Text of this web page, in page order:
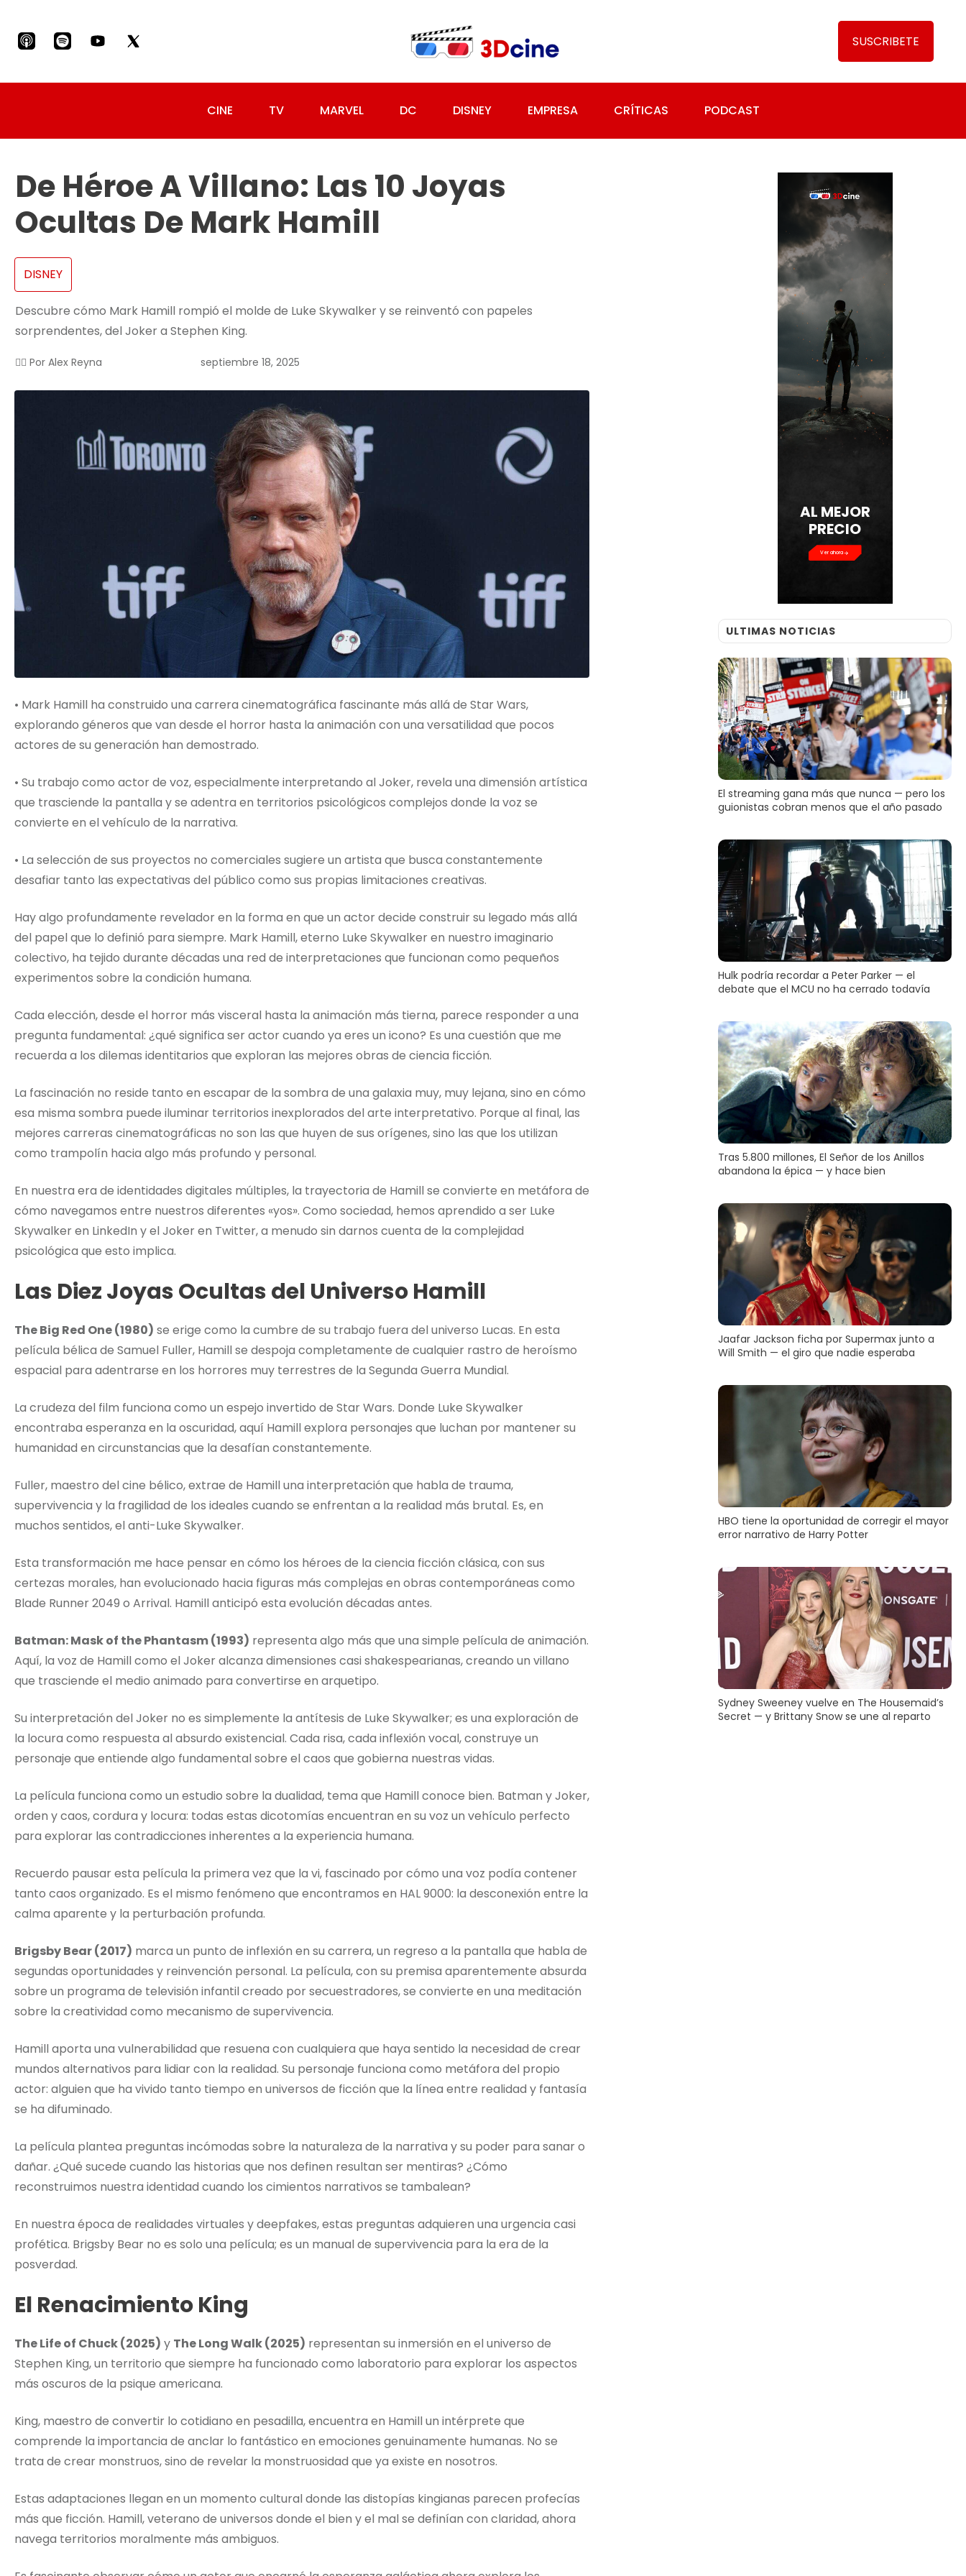
SUSCRIBETE
CINE TV MARVEL DC DISNEY EMPRESA CRÍTICAS PODCAST
De Héroe A Villano: Las 10 Joyas
Ocultas De Mark Hamill
DISNEY
Descubre cómo Mark Hamill rompió el molde de Luke Skywalker y se reinventó con papeles
sorprendentes, del Joker a Stephen King.
✍🏻 Por Alex Reyna septiembre 18, 2025
• Mark Hamill ha construido una carrera cinematográfica fascinante más allá de Star Wars,
explorando géneros que van desde el horror hasta la animación con una versatilidad que pocos
actores de su generación han demostrado.
• Su trabajo como actor de voz, especialmente interpretando al Joker, revela una dimensión artística
que trasciende la pantalla y se adentra en territorios psicológicos complejos donde la voz se
convierte en el vehículo de la narrativa.
• La selección de sus proyectos no comerciales sugiere un artista que busca constantemente
desafiar tanto las expectativas del público como sus propias limitaciones creativas.
Hay algo profundamente revelador en la forma en que un actor decide construir su legado más allá
del papel que lo definió para siempre. Mark Hamill, eterno Luke Skywalker en nuestro imaginario
colectivo, ha tejido durante décadas una red de interpretaciones que funcionan como pequeños
experimentos sobre la condición humana.
Cada elección, desde el horror más visceral hasta la animación más tierna, parece responder a una
pregunta fundamental: ¿qué significa ser actor cuando ya eres un icono? Es una cuestión que me
recuerda a los dilemas identitarios que exploran las mejores obras de ciencia ficción.
La fascinación no reside tanto en escapar de la sombra de una galaxia muy, muy lejana, sino en cómo
esa misma sombra puede iluminar territorios inexplorados del arte interpretativo. Porque al final, las
mejores carreras cinematográficas no son las que huyen de sus orígenes, sino las que los utilizan
como trampolín hacia algo más profundo y personal.
En nuestra era de identidades digitales múltiples, la trayectoria de Hamill se convierte en metáfora de
cómo navegamos entre nuestros diferentes «yos». Como sociedad, hemos aprendido a ser Luke
Skywalker en LinkedIn y el Joker en Twitter, a menudo sin darnos cuenta de la complejidad
psicológica que esto implica.
Las Diez Joyas Ocultas del Universo Hamill
The Big Red One (1980) se erige como la cumbre de su trabajo fuera del universo Lucas. En esta
película bélica de Samuel Fuller, Hamill se despoja completamente de cualquier rastro de heroísmo
espacial para adentrarse en los horrores muy terrestres de la Segunda Guerra Mundial.
La crudeza del film funciona como un espejo invertido de Star Wars. Donde Luke Skywalker
encontraba esperanza en la oscuridad, aquí Hamill explora personajes que luchan por mantener su
humanidad en circunstancias que la desafían constantemente.
Fuller, maestro del cine bélico, extrae de Hamill una interpretación que habla de trauma,
supervivencia y la fragilidad de los ideales cuando se enfrentan a la realidad más brutal. Es, en
muchos sentidos, el anti-Luke Skywalker.
Esta transformación me hace pensar en cómo los héroes de la ciencia ficción clásica, con sus
certezas morales, han evolucionado hacia figuras más complejas en obras contemporáneas como
Blade Runner 2049 o Arrival. Hamill anticipó esta evolución décadas antes.
Batman: Mask of the Phantasm (1993) representa algo más que una simple película de animación.
Aquí, la voz de Hamill como el Joker alcanza dimensiones casi shakespearianas, creando un villano
que trasciende el medio animado para convertirse en arquetipo.
Su interpretación del Joker no es simplemente la antítesis de Luke Skywalker; es una exploración de
la locura como respuesta al absurdo existencial. Cada risa, cada inflexión vocal, construye un
personaje que entiende algo fundamental sobre el caos que gobierna nuestras vidas.
La película funciona como un estudio sobre la dualidad, tema que Hamill conoce bien. Batman y Joker,
orden y caos, cordura y locura: todas estas dicotomías encuentran en su voz un vehículo perfecto
para explorar las contradicciones inherentes a la experiencia humana.
Recuerdo pausar esta película la primera vez que la vi, fascinado por cómo una voz podía contener
tanto caos organizado. Es el mismo fenómeno que encontramos en HAL 9000: la desconexión entre la
calma aparente y la perturbación profunda.
Brigsby Bear (2017) marca un punto de inflexión en su carrera, un regreso a la pantalla que habla de
segundas oportunidades y reinvención personal. La película, con su premisa aparentemente absurda
sobre un programa de televisión infantil creado por secuestradores, se convierte en una meditación
sobre la creatividad como mecanismo de supervivencia.
Hamill aporta una vulnerabilidad que resuena con cualquiera que haya sentido la necesidad de crear
mundos alternativos para lidiar con la realidad. Su personaje funciona como metáfora del propio
actor: alguien que ha vivido tanto tiempo en universos de ficción que la línea entre realidad y fantasía
se ha difuminado.
La película plantea preguntas incómodas sobre la naturaleza de la narrativa y su poder para sanar o
dañar. ¿Qué sucede cuando las historias que nos definen resultan ser mentiras? ¿Cómo
reconstruimos nuestra identidad cuando los cimientos narrativos se tambalean?
En nuestra época de realidades virtuales y deepfakes, estas preguntas adquieren una urgencia casi
profética. Brigsby Bear no es solo una película; es un manual de supervivencia para la era de la
posverdad.
El Renacimiento King
The Life of Chuck (2025) y The Long Walk (2025) representan su inmersión en el universo de
Stephen King, un territorio que siempre ha funcionado como laboratorio para explorar los aspectos
más oscuros de la psique americana.
King, maestro de convertir lo cotidiano en pesadilla, encuentra en Hamill un intérprete que
comprende la importancia de anclar lo fantástico en emociones genuinamente humanas. No se
trata de crear monstruos, sino de revelar la monstruosidad que ya existe en nosotros.
Estas adaptaciones llegan en un momento cultural donde las distopías kingianas parecen profecías
más que ficción. Hamill, veterano de universos donde el bien y el mal se definían con claridad, ahora
navega territorios moralmente más ambiguos.
AL MEJOR
PRECIO
ULTIMAS NOTICIAS
El streaming gana más que nunca — pero los
guionistas cobran menos que el año pasado
Hulk podría recordar a Peter Parker — el
debate que el MCU no ha cerrado todavía
Tras 5.800 millones, El Señor de los Anillos
abandona la épica — y hace bien
Jaafar Jackson ficha por Supermax junto a
Will Smith — el giro que nadie esperaba
HBO tiene la oportunidad de corregir el mayor
error narrativo de Harry Potter
Sydney Sweeney vuelve en The Housemaid’s
Secret — y Brittany Snow se une al reparto